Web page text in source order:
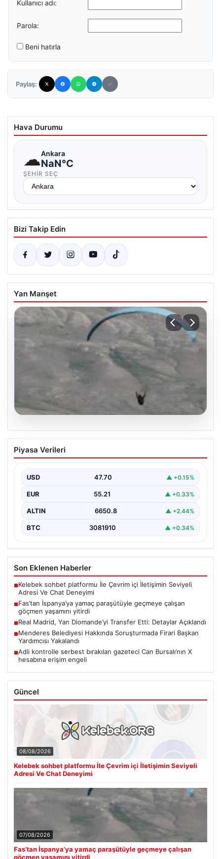
Kullanıcı adı:
Parola:
Beni hatırla
Paylaş:
Hava Durumu
☁Ankara
NaN°C
ŞEHIR SEÇ
Bizi Takip Edin
Yan Manşet
07.08.2026
Fas’tan İspanya’ya yamaç paraşütüyle
geçmeye çalışan göçmen yaşamını
Piyasa Verileri
USD 47.70 ▲ +0.15%
EUR 55.21 ▲ +0.33%
ALTIN 6650.8 ▲ +2.44%
BTC 3081910 ▲ +0.34%
Son Eklenen Haberler
■Kelebek sohbet platformu İle Çevrim içi İletişimin Seviyeli
Adresi Ve Chat Deneyimi
■Fas’tan İspanya’ya yamaç paraşütüyle geçmeye çalışan
göçmen yaşamını yitirdi
■Real Madrid, Yan Diomande’yi Transfer Etti: Detaylar Açıklandı
■Menderes Belediyesi Hakkında Soruşturmada Firari Başkan
Yardımcısı Yakalandı
■Adli kontrolle serbest bırakılan gazeteci Can Bursalı’nın X
hesabına erişim engeli
Güncel
08/08/2026
Kelebek sohbet platformu İle Çevrim içi İletişimin Seviyeli
Adresi Ve Chat Deneyimi
07/08/2026
Fas’tan İspanya’ya yamaç paraşütüyle geçmeye çalışan
göçmen yaşamını yitirdi